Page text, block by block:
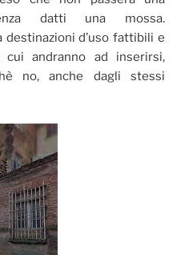
datti una mossa.
d’uso fattibili e
andranno ad inserirsi,
no, anche dagli stessi